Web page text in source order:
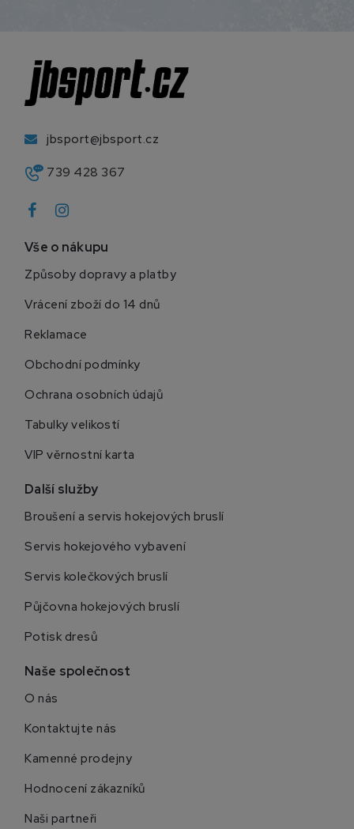
jbsport@jbsport.cz
739 428 367
Vše o nákupu
Způsoby dopravy a platby
Vrácení zboží do 14 dnů
Reklamace
Obchodní podmínky
Ochrana osobních údajů
Tabulky velikostí
VIP věrnostní karta
Další služby
Broušení a servis hokejových bruslí
Servis hokejového vybavení
Servis kolečkových bruslí
Půjčovna hokejových bruslí
Potisk dresů
Naše společnost
O nás
Kontaktujte nás
Kamenné prodejny
Hodnocení zákazníků
Naši partneři